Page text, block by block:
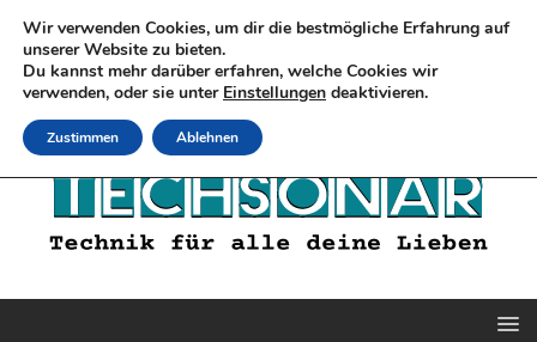
Wir verwenden Cookies, um dir die bestmögliche Erfahrung auf
unserer Website zu bieten.
Du kannst mehr darüber erfahren, welche Cookies wir
verwenden, oder sie unter Einstellungen deaktivieren.
Zustimmen Ablehnen